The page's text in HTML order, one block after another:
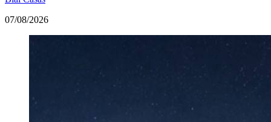
07/08/2026